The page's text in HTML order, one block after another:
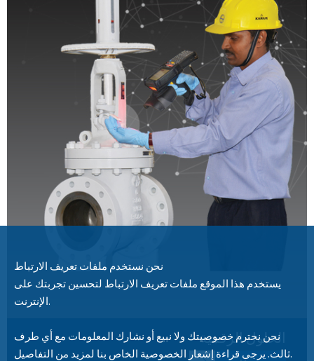
الحلول الرقمية
نحن نستخدم ملفات تعريف الارتباط
يستخدم هذا الموقع ملفات تعريف الارتباط لتحسين تجربتك على
الإنترنت.
نحن نحترم خصوصيتك ولا نبيع أو نشارك المعلومات مع أي طرف
ثالث. يرجى قراءة إشعار الخصوصية الخاص بنا لمزيد من التفاصيل.